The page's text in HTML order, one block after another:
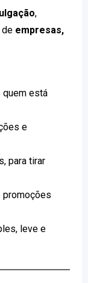
,
de empresas,
quem está
e
para tirar
promoções
leve e